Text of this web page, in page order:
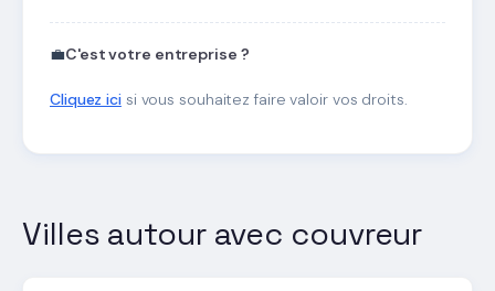
💼C'est votre entreprise ?
Cliquez icisi vous souhaitez faire valoir vos droits.
Villes autour avec couvreur